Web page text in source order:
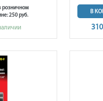
розничном
250 руб.
В